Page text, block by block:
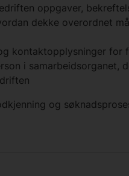
oppgaver,
dekke overordnet
kontaktopplysninger for
i samarbeidsorganet,
og